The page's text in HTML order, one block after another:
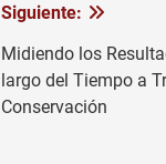
Siguiente:
Midiendo los
largo del Tiempo a
Conservación